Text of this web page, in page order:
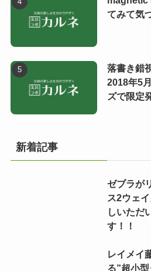
てみて気
落書き錯
2018年5
ズで限定
新着記事
ゼブラが
ス2ウェ
しいただ
す！！
レイメイ
る”超小